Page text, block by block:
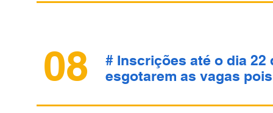
08
# Inscrições até o dia 22
esgotarem as vagas